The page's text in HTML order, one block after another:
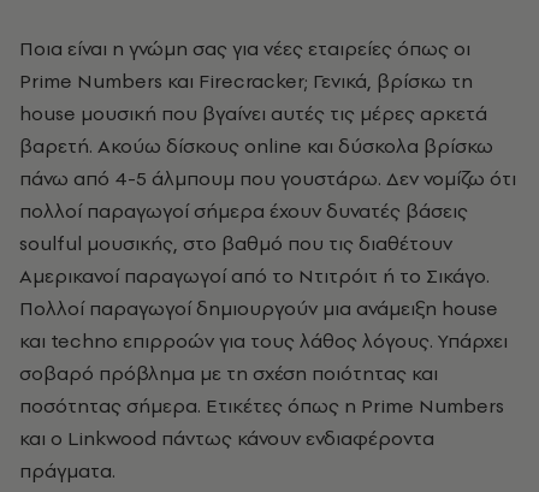
Ποια είναι η γνώμη σας για νέες εταιρείες όπως οι
Prime Numbers και Firecracker; Γενικά, βρίσκω τη
house μουσική που βγαίνει αυτές τις μέρες αρκετά
βαρετή. Ακούω δίσκους online και δύσκολα βρίσκω
πάνω από 4-5 άλμπουμ που γουστάρω. Δεν νομίζω ότι
πολλοί παραγωγοί σήμερα έχουν δυνατές βάσεις
soulful μουσικής, στο βαθμό που τις διαθέτουν
Αμερικανοί παραγωγοί από το Ντιτρόιτ ή το Σικάγο.
Πολλοί παραγωγοί δημιουργούν μια ανάμειξη house
και techno επιρροών για τους λάθος λόγους. Υπάρχει
σοβαρό πρόβλημα με τη σχέση ποιότητας και
ποσότητας σήμερα. Ετικέτες όπως η Prime Numbers
και ο Linkwood πάντως κάνουν ενδιαφέροντα
πράγματα.